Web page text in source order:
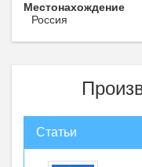
Местонахождение
Россия
Статьи